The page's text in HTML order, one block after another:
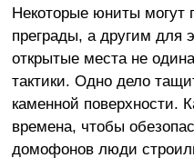
Некоторые юниты могут
преграды, а другим для
открытые места не
тактики. Одно дело
каменной поверхности.
времена, чтобы
домофонов люди